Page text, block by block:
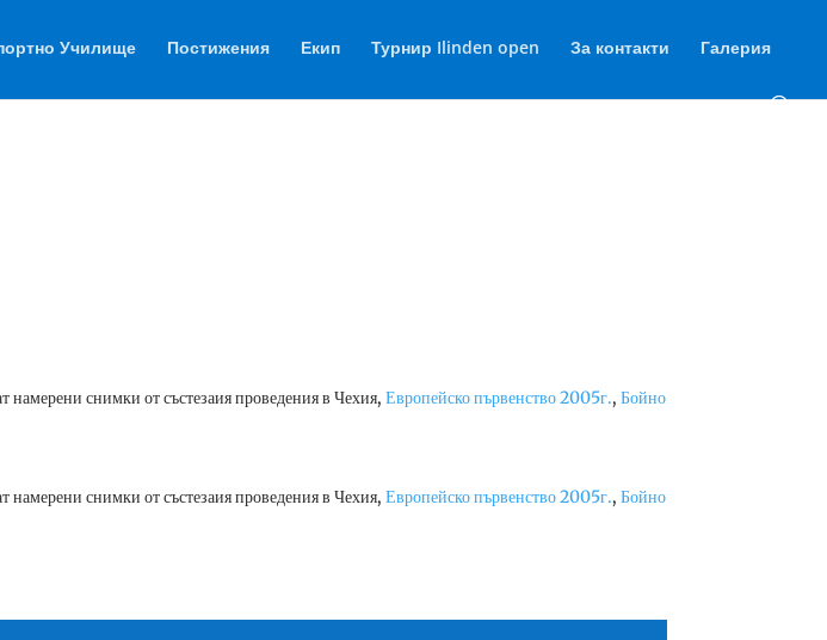
Училище Постижения Екип Турнир Ilinden open За контакти Галерия
намерени снимки от състезаия проведения в Чехия,Европейско първенство 2005г.,Бойно
намерени снимки от състезаия проведения в Чехия,Европейско първенство 2005г.,Бойно